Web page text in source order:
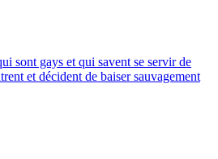
sont gays et qui savent se servir de
et décident de baiser sauvagement